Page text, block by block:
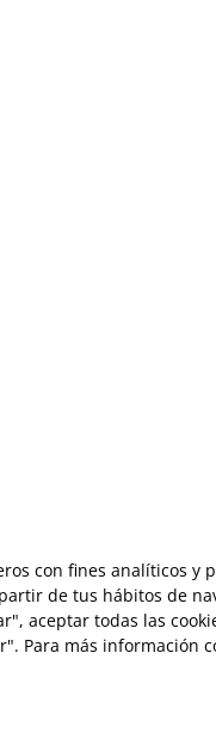
con fines analíticos
de tus hábitos de
aceptar todas las
Para más información